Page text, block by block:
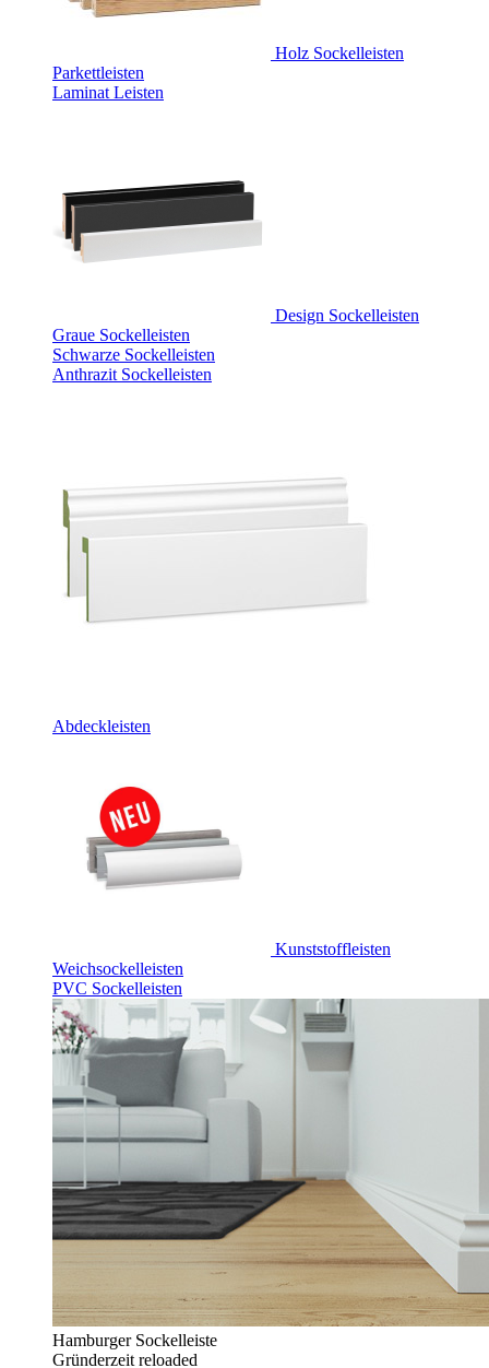
Holz Sockelleisten
Parkettleisten
Laminat Leisten
Design Sockelleisten
Graue Sockelleisten
Schwarze Sockelleisten
Anthrazit Sockelleisten
Abdeckleisten
Kunststoffleisten
Weichsockelleisten
PVC Sockelleisten
Hamburger Sockelleiste
Gründerzeit reloaded